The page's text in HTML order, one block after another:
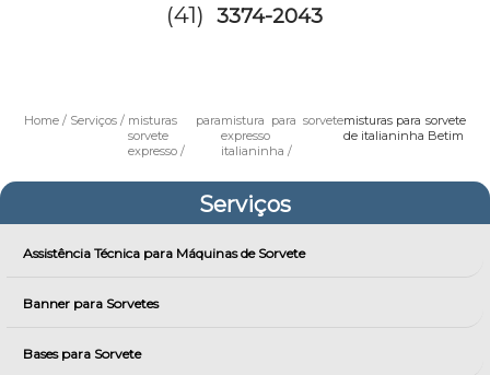
(41) 3374-2043
Home Serviços
misturas para
sorvete
expresso
mistura para sorvete
expresso
italianinha
misturas para sorvete
de italianinha Betim
Serviços
Assistência Técnica para Máquinas de Sorvete
Banner para Sorvetes
Bases para Sorvete